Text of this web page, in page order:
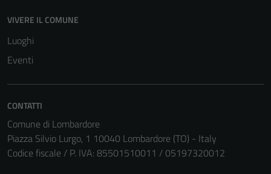
VIVERE IL COMUNE
Luoghi
Eventi
CONTATTI
Comune di Lombardore
Piazza Silvio Lurgo, 1 10040 Lombardore (TO) - Italy
Codice fiscale / P. IVA: 85501510011 / 05197320012
del sito e non
Questi cookie
non raccolgono